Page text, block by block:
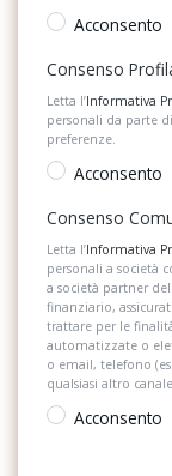
Pomello del
Portaoggetti
Predisposizioni
Presa 12V aggiuntiva
Radio DAB
Sedili abbattibili
Sedili anteriori
Sedili posteriori
Sistema di
Dashboard con
Digital cockpit da 8
Digital cockpit pro
Display
Dispositivo
Divano posteriore
Eds (bloccaggio
Fari alogeni per
Fari anteriori a led
Acconsento
Consenso
Letta l’Informativa
personali da parte
preferenze.
Acconsento
Consenso
Letta l’Informativa
personali a società
a società partner
finanziario,
trattare per le
automatizzate o
o email, telefono
qualsiasi altro
Acconsento